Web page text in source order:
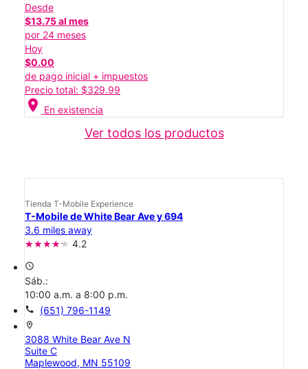
Desde
$13.75 al mes
por 24 meses
Hoy
$0.00
de pago inicial + impuestos
Precio total: $329.99
location_on En existencia
Ver todos los productos
Tienda T-Mobile Experience
T-Mobile de White Bear Ave y 694
3.6 miles away
4.2
access_time
Sáb.:
10:00 a.m. a 8:00 p.m.
call (651) 796-1149
location_on
3088 White Bear Ave N
Suite C
Maplewood, MN 55109